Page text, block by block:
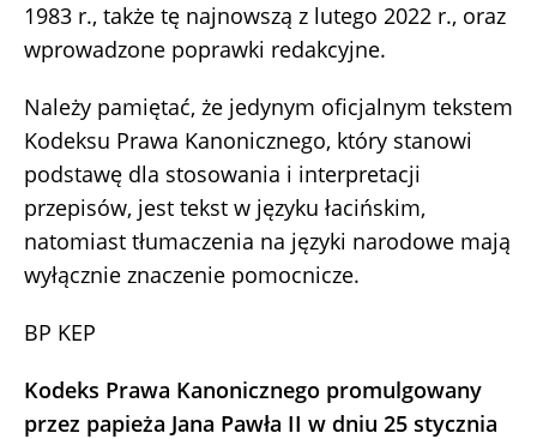
1983 r., także tę najnowszą z lutego 2022 r., oraz
wprowadzone poprawki redakcyjne.
Należy pamiętać, że jedynym oficjalnym tekstem
Kodeksu Prawa Kanonicznego, który stanowi
podstawę dla stosowania i interpretacji
przepisów, jest tekst w języku łacińskim,
natomiast tłumaczenia na języki narodowe mają
wyłącznie znaczenie pomocnicze.
BP KEP
Kodeks Prawa Kanonicznego promulgowany
przez papieża Jana Pawła II w dniu 25 stycznia